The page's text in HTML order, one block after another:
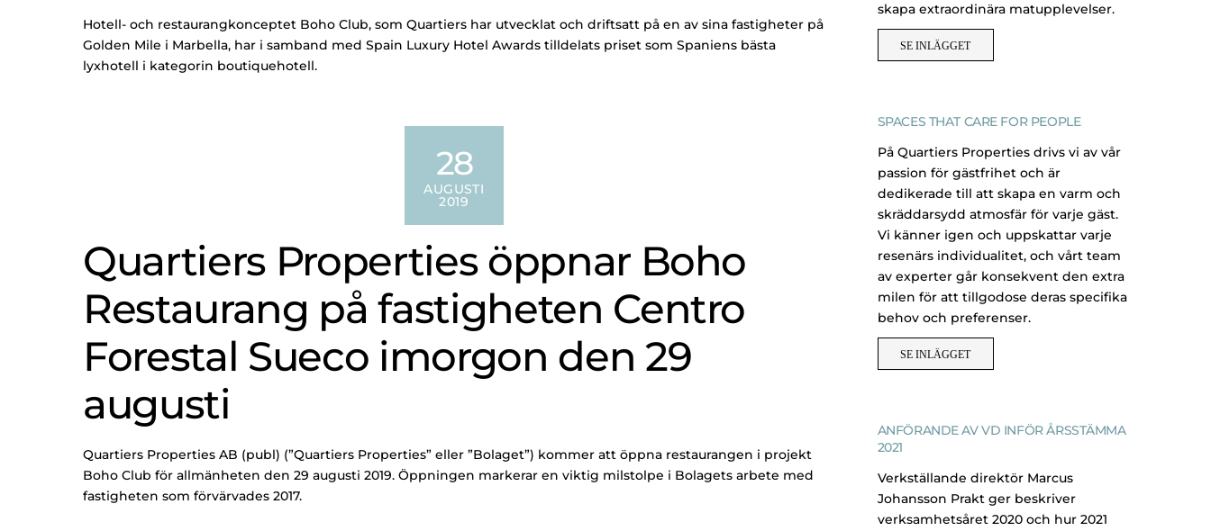
Hotell- och restaurangkonceptet Boho Club, som Quartiers har utvecklat och driftsatt på en av sina fastigheter på
Golden Mile i Marbella, har i samband med Spain Luxury Hotel Awards tilldelats priset som Spaniens bästa
lyxhotell i kategorin boutiquehotell.
28
AUGUSTI
2019
Quartiers Properties öppnar Boho
Restaurang på fastigheten Centro
Forestal Sueco imorgon den 29
augusti
Quartiers Properties AB (publ) (”Quartiers Properties” eller ”Bolaget”) kommer att öppna restaurangen i projekt
Boho Club för allmänheten den 29 augusti 2019. Öppningen markerar en viktig milstolpe i Bolagets arbete med
fastigheten som förvärvades 2017.
skapa extraordinära matupplevelser.
SE INLÄGGET
SPACES THAT CARE FOR PEOPLE
På Quartiers Properties drivs vi av vår
passion för gästfrihet och är
dedikerade till att skapa en varm och
skräddarsydd atmosfär för varje gäst.
Vi känner igen och uppskattar varje
resenärs individualitet, och vårt team
av experter går konsekvent den extra
milen för att tillgodose deras specifika
behov och preferenser.
SE INLÄGGET
ANFÖRANDE AV VD INFÖR ÅRSSTÄMMA
2021
Verkställande direktör Marcus
Johansson Prakt ger beskriver
verksamhetsåret 2020 och hur 2021